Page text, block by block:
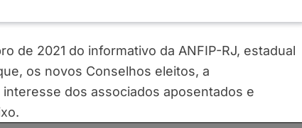
de 2021 do informativo da ANFIP-RJ, estadual
os novos Conselhos eleitos, a
dos associados aposentados e